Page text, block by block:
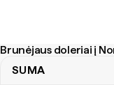
Brunėjaus doleriai į
SUMA